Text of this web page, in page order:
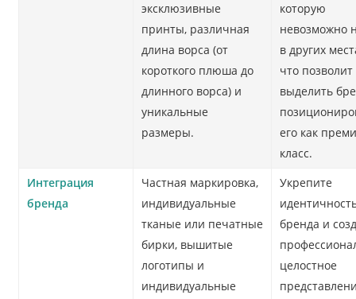
эксклюзивные
принты, различная
длина ворса (от
короткого плюша до
длинного ворса) и
уникальные
размеры.
которую
невозможно
в других
что позволит
выделить
его как
класс.
Интеграция
бренда
Частная маркировка,
индивидуальные
тканые или печатные
бирки, вышитые
логотипы и
индивидуальные
Укрепите
бренда и
целостное